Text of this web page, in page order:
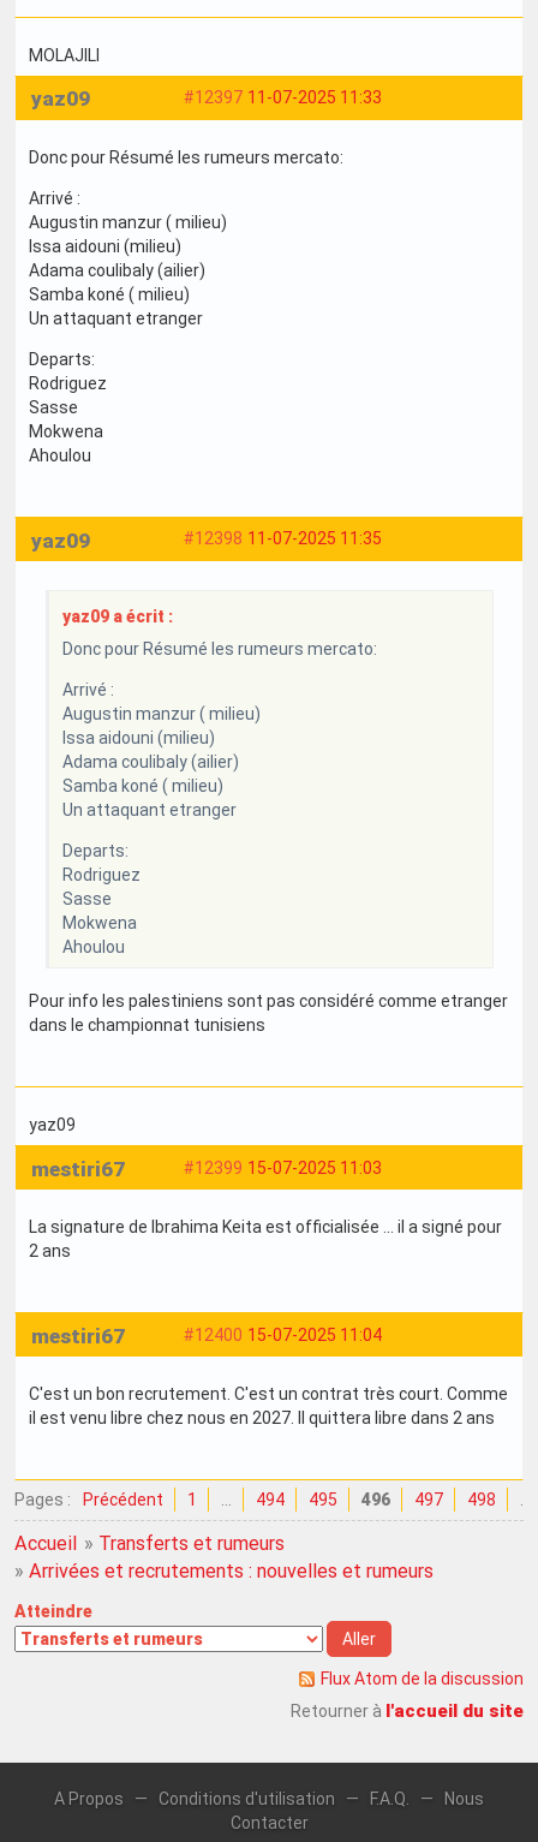
MOLAJILI
#12397 11-07-2025 11:33
yaz09
Donc pour Résumé les rumeurs mercato:
Arrivé :
Augustin manzur ( milieu)
Issa aidouni (milieu)
Adama coulibaly (ailier)
Samba koné ( milieu)
Un attaquant etranger
Departs:
Rodriguez
Sasse
Mokwena
Ahoulou
#12398 11-07-2025 11:35
yaz09
yaz09 a écrit :
Donc pour Résumé les rumeurs mercato:
Arrivé :
Augustin manzur ( milieu)
Issa aidouni (milieu)
Adama coulibaly (ailier)
Samba koné ( milieu)
Un attaquant etranger
Departs:
Rodriguez
Sasse
Mokwena
Ahoulou
Pour info les palestiniens sont pas considéré comme etranger
dans le championnat tunisiens
yaz09
#12399 15-07-2025 11:03
mestiri67
La signature de Ibrahima Keita est officialisée ... il a signé pour
2 ans
#12400 15-07-2025 11:04
mestiri67
C'est un bon recrutement. C'est un contrat très court. Comme
il est venu libre chez nous en 2027. Il quittera libre dans 2 ans
Pages : Précédent 1 … 494 495 496 497 498 …
Accueil » Transferts et rumeurs
» Arrivées et recrutements : nouvelles et rumeurs
Atteindre
Flux Atom de la discussion
Retourner à l'accueil du site
A Propos — Conditions d'utilisation — F.A.Q. —
Nous
Contacter